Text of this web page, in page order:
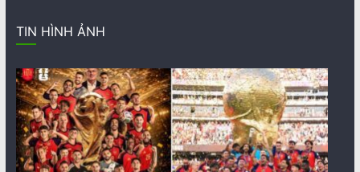
TIN HÌNH ẢNH